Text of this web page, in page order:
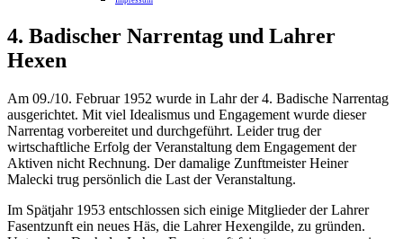
4. Badischer Narrentag und Lahrer
Hexen
Am 09./10. Februar 1952 wurde in Lahr der 4. Badische Narrentag
ausgerichtet. Mit viel Idealismus und Engagement wurde dieser
Narrentag vorbereitet und durchgeführt. Leider trug der
wirtschaftliche Erfolg der Veranstaltung dem Engagement der
Aktiven nicht Rechnung. Der damalige Zunftmeister Heiner
Malecki trug persönlich die Last der Veranstaltung.
Im Spätjahr 1953 entschlossen sich einige Mitglieder der Lahrer
Fasentzunft ein neues Häs, die Lahrer Hexengilde, zu gründen.